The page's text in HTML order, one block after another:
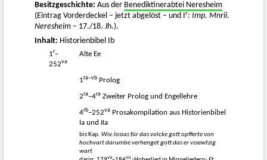
Besitzgeschichte: Aus der Benediktinerabtei Neresheim
(Eintrag Vorderdeckel – jetzt abgelöst – und Ir: Imp. Mnrii.
Neresheim – 17./18. Jh.).
Inhalt: Historienbibel Ib
1r–
252va
Alte Ee
1ra–vb Prolog
2ra–4ra Zweiter Prolog und Engellehre
4rb–252va Prosakompilation aus Historienbibel
Ia und IIa
bis Kap. Wie Josias für das volcke gott opfferte von
hochvart darumbe verhenget gott das er vssewtzig
wart
va va